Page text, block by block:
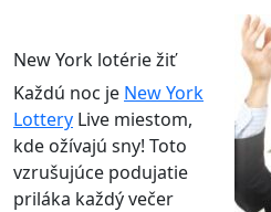
New York lotérie žiť
Každú noc je New York
Lottery Live miestom,
kde ožívajú sny! Toto
vzrušujúce podujatie
priláka každý večer